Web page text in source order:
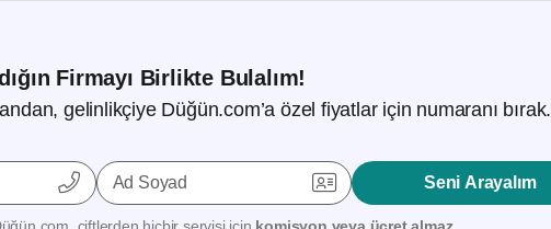
Firmayı Birlikte Bulalım!
gelinlikçiye Düğün.com’a özel fiyatlar için numaranı bırak.
Ad Soyad Seni Arayalım